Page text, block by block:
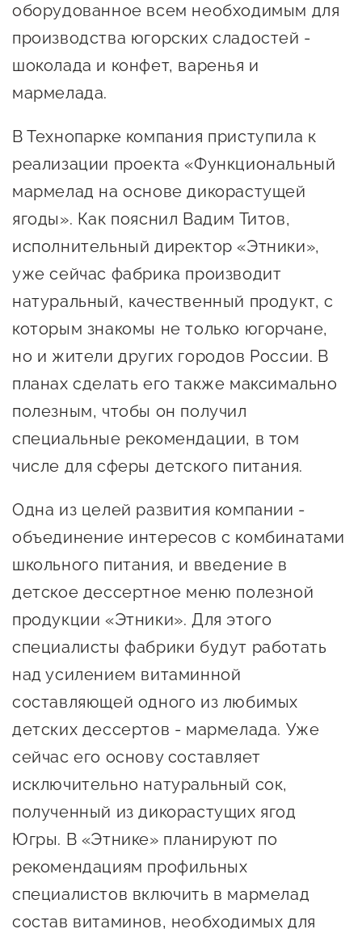
поддержки
Имущественная поддержка
Консультационная поддержка
инновационно-
технологического
предпринимательства
Поддержка социальных
предпринимателей
Поддержка экспортеров
Меры поддержки в условиях
внешнего санкционного
Центры поддержки
Центр информационно-
консультационного
сопровождения
Поддержка центра
Онлайн-витрина
Истории успеха
Центр образовательных
программ и молодежного
предпринимательства
О центре
Календарь
Поддержка центра
Истории успеха
Центр инноваций
социальной сферы
Поддержка центра
Календарь
мероприятий для
предпринимателей
Истории успеха
Проекты
О центре
Проекты
Поддержка центра
Центр инновационно-
технологического и
креативного
предпринимательства
оборудованное всем необходимым для
производства югорских сладостей -
шоколада и конфет, варенья и
мармелада.
В Технопарке компания приступила к
реализации проекта «Функциональный
мармелад на основе дикорастущей
ягоды». Как пояснил Вадим Титов,
исполнительный директор «Этники»,
уже сейчас фабрика производит
натуральный, качественный продукт, с
которым знакомы не только югорчане,
но и жители других городов России. В
планах сделать его также максимально
полезным, чтобы он получил
специальные рекомендации, в том
числе для сферы детского питания.
Одна из целей развития компании -
объединение интересов с комбинатами
школьного питания, и введение в
детское дессертное меню полезной
продукции «Этники». Для этого
специалисты фабрики будут работать
над усилением витаминной
составляющей одного из любимых
детских дессертов - мармелада. Уже
сейчас его основу составляет
исключительно натуральный сок,
полученный из дикорастущих ягод
Югры. В «Этнике» планируют по
рекомендациям профильных
специалистов включить в мармелад
состав витаминов, необходимых для